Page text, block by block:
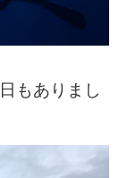
もありまし